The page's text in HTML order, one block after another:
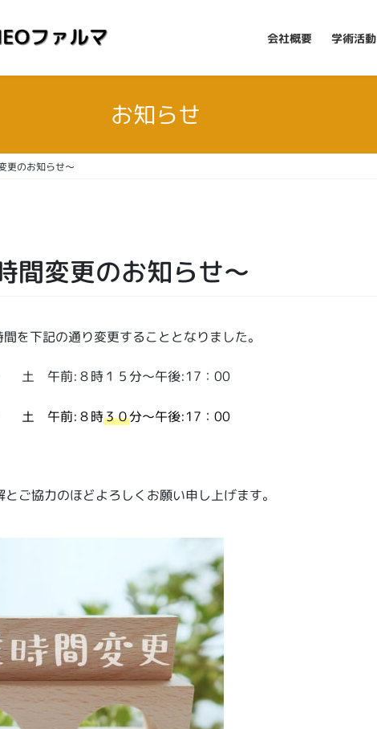
会社概要 学術活動
お知らせ
更のお知らせ～
間変更のお知らせ～
を下記の通り変更することとなりました。
土 午前:８時１５分～午後:17：00
土 午前:８時３０分～午後:17：00
ご協力のほどよろしくお願い申し上げます。